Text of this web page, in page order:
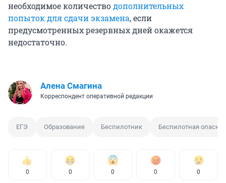
необходимое количестводополнительных
попыток для сдачи экзамена, если
предусмотренных резервных дней окажется
недостаточно.
Алена Смагина
Корреспондент оперативной редакции
ЕГЭ Образование Беспилотник Беспилотная
0 0 0 0 0